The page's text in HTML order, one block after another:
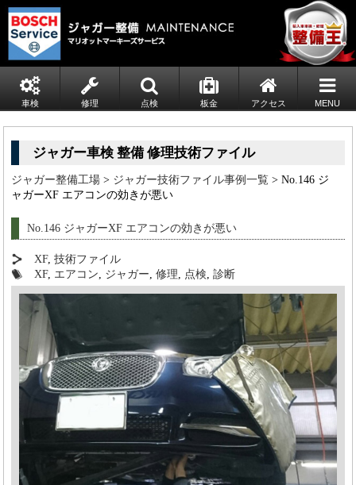
車検 修理 点検 板金 アクセス MENU
ジャガー車検 整備 修理技術ファイル
ジャガー整備工場 > ジャガー技術ファイル事例一覧 > No.146 ジ
ャガーXF エアコンの効きが悪い
No.146 ジャガーXF エアコンの効きが悪い
XF,技術ファイル
XF, エアコン ジャガー ,修理 点検 ,診断